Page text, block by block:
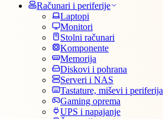
Računari i periferije
Laptopi
Monitori
Stolni računari
Komponente
Memorija
Diskovi i pohrana
Serveri i NAS
Tastature, miševi i periferija
Gaming oprema
UPS i napajanje